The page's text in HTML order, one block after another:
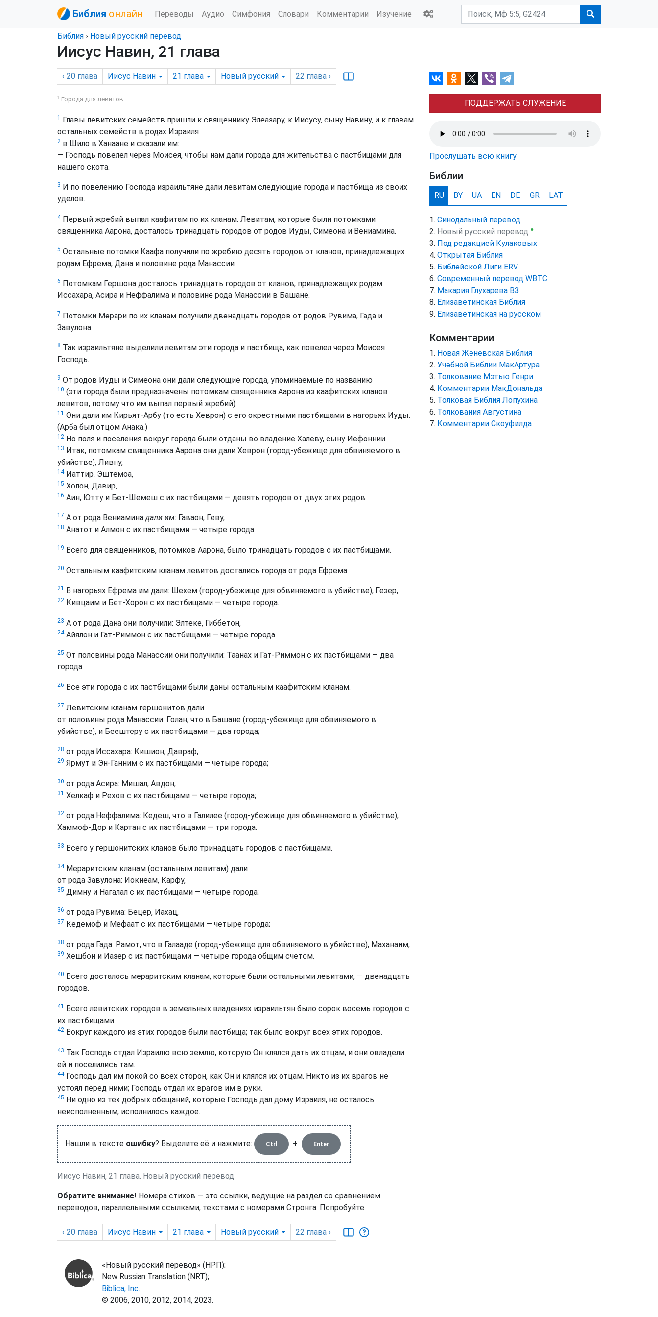
Библия онлайн Переводы Аудио Симфония Словари Комментарии Изучение
Библия › Новый русский перевод
Иисус Навин, 21 глава
‹ 20 глава Иисус Навин 21 глава Новый русский 22 глава ›
1 Города для левитов.
1 Главы левитских семейств пришли к священнику Элеазару, к Иисусу, сыну Навину, и к главам
остальных семейств в родах Израиля
2 в Шило в Ханаане и сказали им:
— Господь повелел через Моисея, чтобы нам дали города для жительства с пастбищами для
нашего скота.
3 И по повелению Господа израильтяне дали левитам следующие города и пастбища из своих
уделов.
4Первый жребий выпал каафитам по их кланам. Левитам, которые были потомками
священника Аарона, досталось тринадцать городов от родов Иуды, Симеона и Вениамина.
5 Остальные потомки Каафа получили по жребию десять городов от кланов, принадлежащих
родам Ефрема, Дана и половине рода Манассии.
6 Потомкам Гершона досталось тринадцать городов от кланов, принадлежащих родам
Иссахара, Асира и Неффалима и половине рода Манассии в Башане.
7 Потомки Мерари по их кланам получили двенадцать городов от родов Рувима, Гада и
Завулона.
8 Так израильтяне выделили левитам эти города и пастбища, как повелел через Моисея
Господь.
9 От родов Иуды и Симеона они дали следующие города, упоминаемые по названию
10 (эти города были предназначены потомкам священника Аарона из каафитских кланов
левитов, потому что им выпал первый жребий):
11 Они дали им Кирьят-Арбу (то есть Хеврон) с его окрестными пастбищами в нагорьях Иуды.
(Арба был отцом Анака.)
12 Но поля и поселения вокруг города были отданы во владение Халеву, сыну Иефоннии.
13 Итак, потомкам священника Аарона они дали Хеврон (город-убежище для обвиняемого в
убийстве), Ливну,
14Иаттир, Эштемоа,
15 Холон, Давир,
16 Аин, Ютту и Бет-Шемеш с их пастбищами — девять городов от двух этих родов.
17 А от рода Вениаминадали им: Гаваон, Геву,
18 Анатот и Алмон с их пастбищами — четыре города.
19 Всего для священников, потомков Аарона, было тринадцать городов с их пастбищами.
20 Остальным каафитским кланам левитов достались города от рода Ефрема.
21 В нагорьях Ефрема им дали: Шехем (город-убежище для обвиняемого в убийстве), Гезер,
22 Кивцаим и Бет-Хорон с их пастбищами — четыре города.
23 А от рода Дана они получили: Элтеке, Гиббетон,
24Айялон и Гат-Риммон с их пастбищами — четыре города.
25 От половины рода Манассии они получили: Таанах и Гат-Риммон с их пастбищами — два
города.
26 Все эти города с их пастбищами были даны остальным каафитским кланам.
27 Левитским кланам гершонитов дали
от половины рода Манассии: Голан, что в Башане (город-убежище для обвиняемого в
убийстве), и Беештеру с их пастбищами — два города;
28 от рода Иссахара: Кишион, Давраф,
29 Ярмут и Эн-Ганним с их пастбищами — четыре города;
30 от рода Асира: Мишал, Авдон,
31 Хелкаф и Рехов с их пастбищами — четыре города;
32 от рода Неффалима: Кедеш, что в Галилее (город-убежище для обвиняемого в убийстве),
Хаммоф-Дор и Картан с их пастбищами — три города.
33 Всего у гершонитских кланов было тринадцать городов с пастбищами.
34Мераритским кланам (остальным левитам) дали
от рода Завулона: Иокнеам, Карфу,
35 Димну и Нагалал с их пастбищами — четыре города;
36 от рода Рувима: Бецер, Иахац,
37 Кедемоф и Мефаат с их пастбищами — четыре города;
38 от рода Гада: Рамот, что в Галааде (город-убежище для обвиняемого в убийстве), Маханаим,
39 Хешбон и Иазер с их пастбищами — четыре города общим счетом.
40 Всего досталось мераритским кланам, которые были остальными левитами, — двенадцать
городов.
41 Всего левитских городов в земельных владениях израильтян было сорок восемь городов с
их пастбищами.
42 Вокруг каждого из этих городов были пастбища; так было вокруг всех этих городов.
43 Так Господь отдал Израилю всю землю, которую Он клялся дать их отцам, и они овладели
ей и поселились там.
44Господь дал им покой со всех сторон, как Он и клялся их отцам. Никто из их врагов не
устоял перед ними; Господь отдал их врагов им в руки.
45 Ни одно из тех добрых обещаний, которые Господь дал дому Израиля, не осталось
неисполненным, исполнилось каждое.
Нашли в тексте ошибку? Выделите её и нажмите: Ctrl + Enter
Иисус Навин, 21 глава. Новый русский перевод
Обратите внимание! Номера стихов — это ссылки, ведущие на раздел со сравнением
переводов, параллельными ссылками, текстами с номерами Стронга. Попробуйте.
‹ 20 глава Иисус Навин 21 глава Новый русский 22 глава ›
«Новый русский перевод» (НРП);
New Russian Translation (NRT);
Biblica, Inc.
© 2006, 2010, 2012, 2014, 2023.
ПОДДЕРЖАТЬ СЛУЖЕНИЕ
Прослушать всю книгу
Библии
RU BY UA EN DE GR LAT
Синодальный перевод
Новый русский перевод ●
Под редакцией Кулаковых
Открытая Библия
Библейской Лиги ERV
Cовременный перевод WBTC
Макария Глухарева ВЗ
Елизаветинская Библия
Елизаветинская на русском
Комментарии
Новая Женевская Библия
Учебной Библии МакАртура
Толкование Мэтью Генри
Комментарии МакДональда
Толковая Библия Лопухина
Толкования Августина
Комментарии Скоуфилда